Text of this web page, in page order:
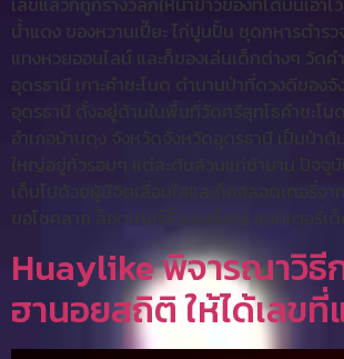
น้ำแดง ของหวานเปี๊ยะ ไก่ปูนปั้น ชุดทหารตำร
แทงหวยออนไลน์ และก็ของเล่นเด็กต่างๆ วัดค
อุดรธานี เกาะคำชะโนด ตำนานป่าที่ดวงดีของ
อุดรธานี ตั้งอยู่ด้านในพื้นที่วัดศรีสุทโธคำชะโน
อำเภอบ้านดุง จังหวัดจังหวัดอุดรธานี เป็นป่าต้
ใหญ่อยู่ทั่วรอบๆ แต่ละต้นล้วนแก่ช้านาน ปัจจุบั
เต็มไปด้วยผู้มีจิตเลื่อมใสและก็คอลอตเตอรี่จ
ขอโชคลาภ ล็อตเตอร์รี่ รวมทั้งขอ ลอตเตอรี่เด็
Huaylike พิจารณาวิธี
ฮานอยสถิติ ให้ได้เลข